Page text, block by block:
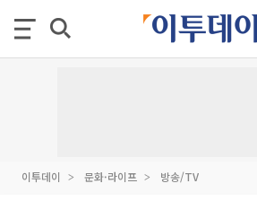
이투데이 문화·라이프 방송/TV